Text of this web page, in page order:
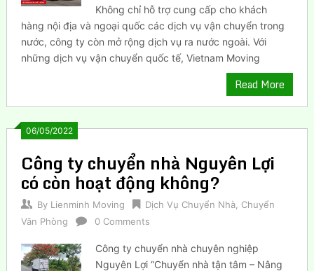
Không chỉ hỗ trợ cung cấp cho khách
hàng nội địa và ngoại quốc các dịch vụ vận chuyển trong
nước, công ty còn mở rộng dịch vụ ra nước ngoài. Với
những dịch vụ vận chuyển quốc tế, Vietnam Moving
Read More
06/05/2022
Công ty chuyển nhà Nguyên Lợi
có còn hoạt động không?
By Lienminh Moving Dịch Vụ Chuyển Nhà, Chuyển
Văn Phòng
0 Comments
Công ty chuyển nhà chuyên nghiệp
Nguyên Lợi “Chuyển nhà tận tâm – Nâng